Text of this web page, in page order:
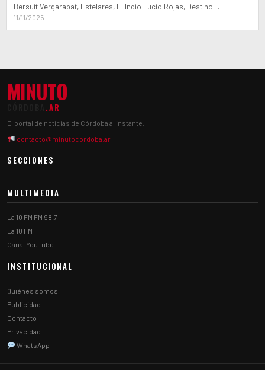
Bersuit Vergarabat, Estelares, El Indio Lucio Rojas, Destino…
11/11/2025
MINUTO
.AR
El portal de noticias de Córdoba al instante.
contacto@minutocordoba.ar
SECCIONES
MULTIMEDIA
La 10 FM FM 98.7
La 10 FM
Canal YouTube
INSTITUCIONAL
Quiénes somos
Publicidad
Contacto
Privacidad
WhatsApp